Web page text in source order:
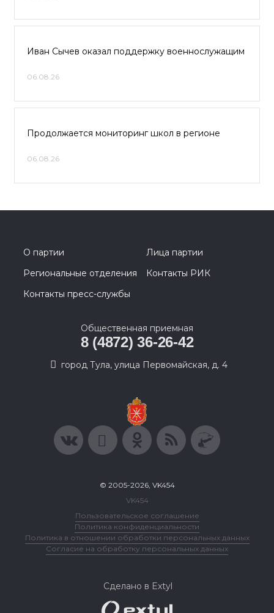
Иван Сычев оказал поддержку военнослужащим
06.08.26
Продолжается мониторинг школ в регионе
06.08.26
О партии
Лица партии
Региональные отделения
Контакты РИК
Контакты пресс-службы
Общественная приемная
8 (4872) 36-26-42
город Тула, улица Первомайская, д. 4
© 2005-2026, VK454
VK454
Пользовательское соглашение
Политика конфиденциальности
Политика в отношении обработки персональных данных
Согласие на обработку персональных данных
Сделано в Extyl